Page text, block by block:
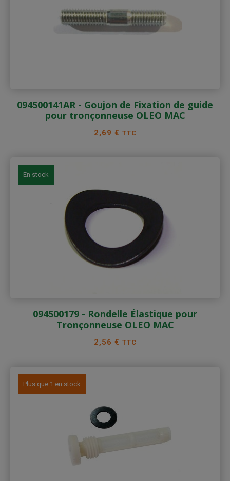
094500141AR - Goujon de Fixation de guide
pour tronçonneuse OLEO MAC
Prix
2,69 € TTC
En stock
094500179 - Rondelle Élastique pour
Tronçonneuse OLEO MAC
Prix
2,56 € TTC
Plus que 1 en stock